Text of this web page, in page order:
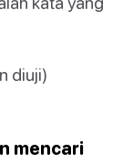
diuji)
mencari